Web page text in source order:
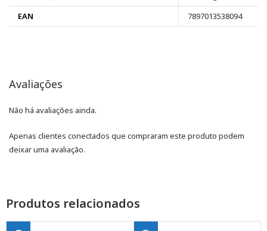
EAN
7897013538094
Avaliações
Não há avaliações ainda.
Apenas clientes conectados que compraram este produto podem
deixar uma avaliação.
Produtos relacionados